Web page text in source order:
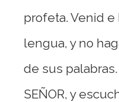
profeta. Venid
lengua, y no
de sus palabras.
SEÑOR, y